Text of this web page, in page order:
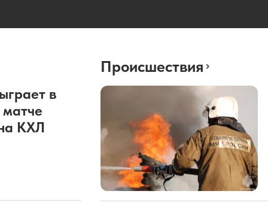
в
КХЛ
Происшествия